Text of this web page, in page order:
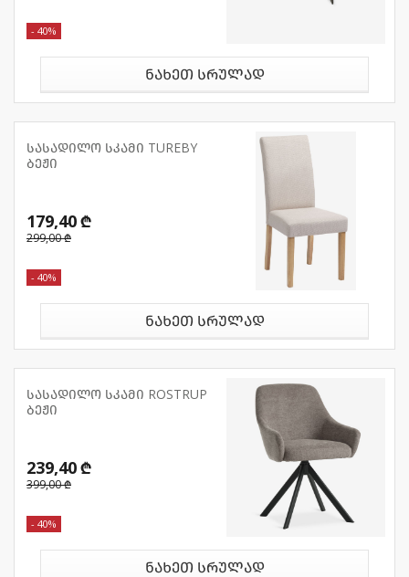
- 40%
ნახეთ სრულად
სასადილო სკამი TUREBY
ბეჟი
179,40 ₾
299,00 ₾
- 40%
ნახეთ სრულად
სასადილო სკამი ROSTRUP
ბეჟი
239,40 ₾
399,00 ₾
- 40%
ნახეთ სრულად